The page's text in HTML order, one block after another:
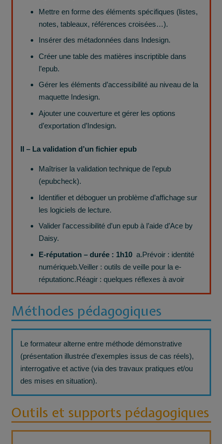
Mettre en forme des éléments spécifiques (listes,
notes, tableaux, références croisées…).
Insérer des métadonnées dans Indesign.
Créer une table des matières inscriptible dans
l’epub.
Gérer les éléments d’accessibilité au niveau de la
maquette Indesign.
Ajouter une couverture et gérer les options
d’exportation d’Indesign.
II – La validation d’un fichier epub
Maîtriser la validation technique de l’epub
(epubcheck).
Identifier et déboguer un problème d’affichage sur
les logiciels de lecture.
Valider l’accessibilité d’un epub à l’aide d’Ace by
Daisy.
E-réputation – durée : 1h10 a.Prévoir : identité
numériqueb.Veiller : outils de veille pour la e-
réputationc.Réagir : quelques réflexes à avoir
Méthodes pédagogiques
Le formateur alterne entre méthode démonstrative
(présentation illustrée d’exemples issus de cas réels),
interrogative et active (via des travaux pratiques et/ou
des mises en situation).
Outils et supports pédagogiques